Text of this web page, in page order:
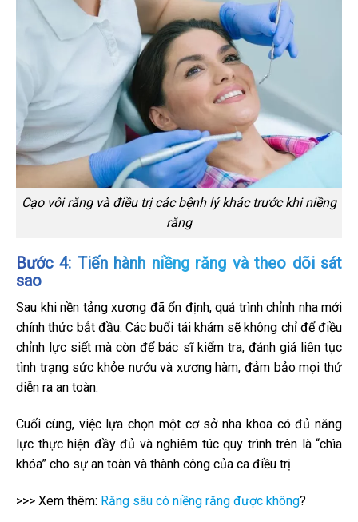
Cạo vôi răng và điều trị các bệnh lý khác trước khi niềng
răng
Bước 4: Tiến hành niềng răng và theo dõi sát
sao
Sau khi nền tảng xương đã ổn định, quá trình chỉnh nha mới
chính thức bắt đầu. Các buổi tái khám sẽ không chỉ để điều
chỉnh lực siết mà còn để bác sĩ kiểm tra, đánh giá liên tục
tình trạng sức khỏe nướu và xương hàm, đảm bảo mọi thứ
diễn ra an toàn.
Cuối cùng, việc lựa chọn một cơ sở nha khoa có đủ năng
lực thực hiện đầy đủ và nghiêm túc quy trình trên là “chìa
khóa” cho sự an toàn và thành công của ca điều trị.
>>> Xem thêm: Răng sâu có niềng răng được không?